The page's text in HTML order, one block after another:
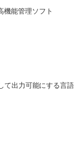
機能管理ソフト
て出力可能にする言語